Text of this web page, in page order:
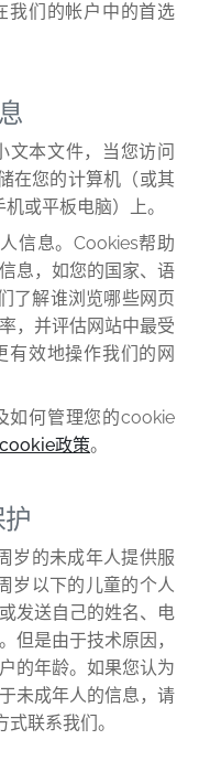
我们的帐户中的首选
文本文件，当您访问
在您的计算机（或其
或平板电脑）上。
信息。Cookies帮助
息，如您的国家、语
了解谁浏览哪些网页
，并评估网站中最受
有效地操作我们的网
如何管理您的cookie
cookie政策。
岁的未成年人提供服
岁以下的儿童的个人
发送自己的姓名、电
但是由于技术原因，
的年龄。如果您认为
未成年人的信息，请
联系我们。